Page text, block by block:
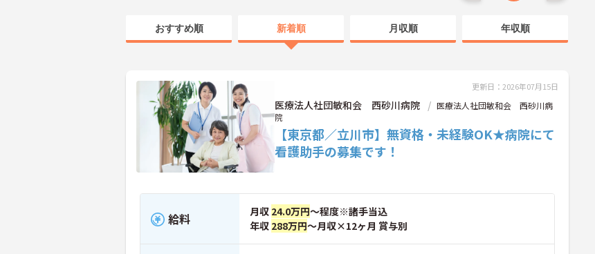
おすすめ順 新着順 月収順 年収順
更新日：2026年07月15日
医療法人社団敏和会 西砂川病院
医療法人社団敏和会 西砂川病
院
【東京都／立川市】無資格・未経験OK★病院にて
看護助手の募集です！
給料 月収 24.0万円～程度※諸手当込
年収 288万円～月収×12ヶ月 賞与別